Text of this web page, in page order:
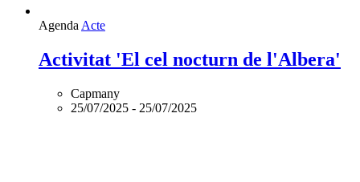
Agenda Acte
Activitat 'El cel nocturn de l'Albera'
Capmany
25/07/2025 - 25/07/2025